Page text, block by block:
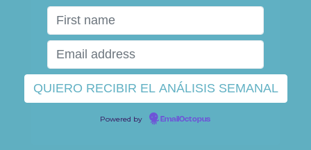
Powered by EmailOctopus